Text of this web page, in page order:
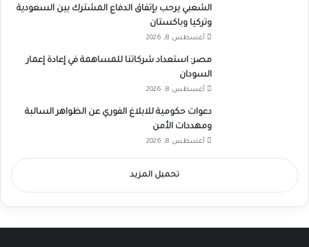
الشعبي يرحب بإتفاق الدفاع المشترك بين السعودية
وتركيا وباكستان
أغسطس 8, 2026
مصر: استعداد شركاتنا للمساهمة في إعادة إعمار
السودان
أغسطس 8, 2026
دعوات حكومية للابلاغ الفوري عن الظواهر السالبة
ومهددات الأمن
أغسطس 8, 2026
تحميل المزيد